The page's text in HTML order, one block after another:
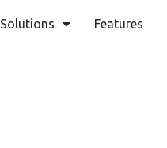
Solutions Features